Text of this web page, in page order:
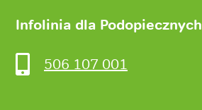
Infolinia dla Podopiecznych
506 107 001